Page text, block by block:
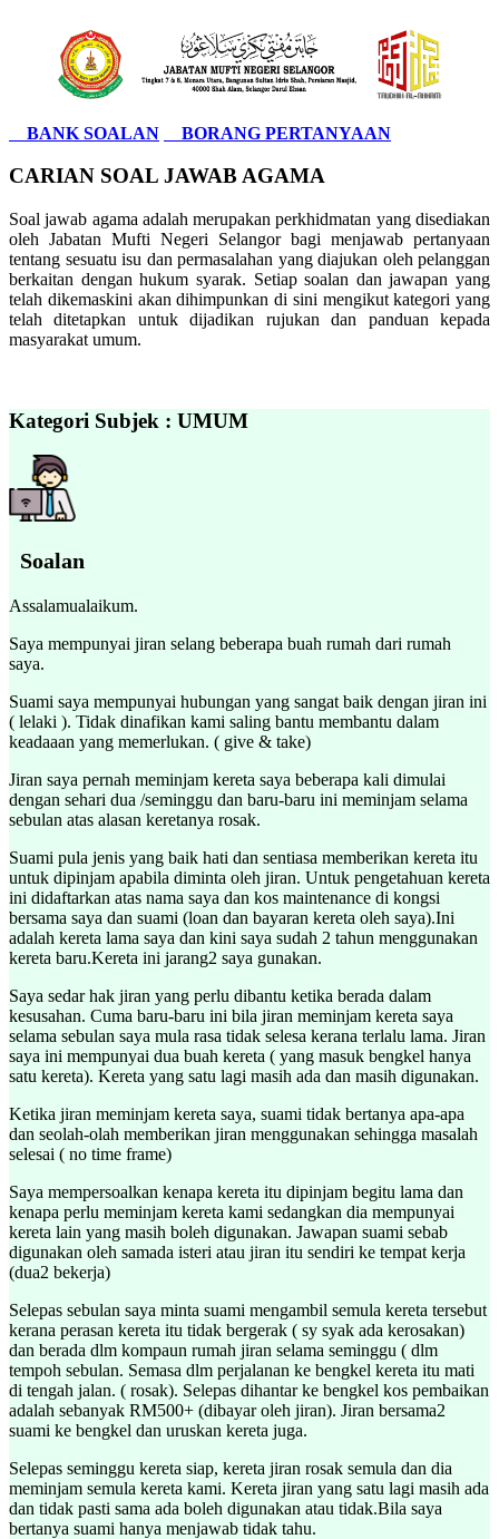
BANK SOALAN BORANG PERTANYAAN
CARIAN SOAL JAWAB AGAMA
Soal jawab agama adalah merupakan perkhidmatan yang disediakan
oleh Jabatan Mufti Negeri Selangor bagi menjawab pertanyaan
tentang sesuatu isu dan permasalahan yang diajukan oleh pelanggan
berkaitan dengan hukum syarak. Setiap soalan dan jawapan yang
telah dikemaskini akan dihimpunkan di sini mengikut kategori yang
telah ditetapkan untuk dijadikan rujukan dan panduan kepada
masyarakat umum.
Kategori Subjek : UMUM
Soalan
Assalamualaikum.
Saya mempunyai jiran selang beberapa buah rumah dari rumah
saya.
Suami saya mempunyai hubungan yang sangat baik dengan jiran ini
( lelaki ). Tidak dinafikan kami saling bantu membantu dalam
keadaaan yang memerlukan. ( give & take)
Jiran saya pernah meminjam kereta saya beberapa kali dimulai
dengan sehari dua /seminggu dan baru-baru ini meminjam selama
sebulan atas alasan keretanya rosak.
Suami pula jenis yang baik hati dan sentiasa memberikan kereta itu
untuk dipinjam apabila diminta oleh jiran. Untuk pengetahuan kereta
ini didaftarkan atas nama saya dan kos maintenance di kongsi
bersama saya dan suami (loan dan bayaran kereta oleh saya).Ini
adalah kereta lama saya dan kini saya sudah 2 tahun menggunakan
kereta baru.Kereta ini jarang2 saya gunakan.
Saya sedar hak jiran yang perlu dibantu ketika berada dalam
kesusahan. Cuma baru-baru ini bila jiran meminjam kereta saya
selama sebulan saya mula rasa tidak selesa kerana terlalu lama. Jiran
saya ini mempunyai dua buah kereta ( yang masuk bengkel hanya
satu kereta). Kereta yang satu lagi masih ada dan masih digunakan.
Ketika jiran meminjam kereta saya, suami tidak bertanya apa-apa
dan seolah-olah memberikan jiran menggunakan sehingga masalah
selesai ( no time frame)
Saya mempersoalkan kenapa kereta itu dipinjam begitu lama dan
kenapa perlu meminjam kereta kami sedangkan dia mempunyai
kereta lain yang masih boleh digunakan. Jawapan suami sebab
digunakan oleh samada isteri atau jiran itu sendiri ke tempat kerja
(dua2 bekerja)
Selepas sebulan saya minta suami mengambil semula kereta tersebut
kerana perasan kereta itu tidak bergerak ( sy syak ada kerosakan)
dan berada dlm kompaun rumah jiran selama seminggu ( dlm
tempoh sebulan. Semasa dlm perjalanan ke bengkel kereta itu mati
di tengah jalan. ( rosak). Selepas dihantar ke bengkel kos pembaikan
adalah sebanyak RM500+ (dibayar oleh jiran). Jiran bersama2
suami ke bengkel dan uruskan kereta juga.
Selepas seminggu kereta siap, kereta jiran rosak semula dan dia
meminjam semula kereta kami. Kereta jiran yang satu lagi masih ada
dan tidak pasti sama ada boleh digunakan atau tidak.Bila saya
bertanya suami hanya menjawab tidak tahu.